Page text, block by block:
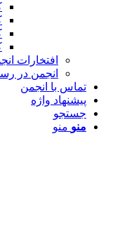
افتخارات
انجمن در
تماس با انجمن
پیشنهاد واژه
جستجو
منو منو